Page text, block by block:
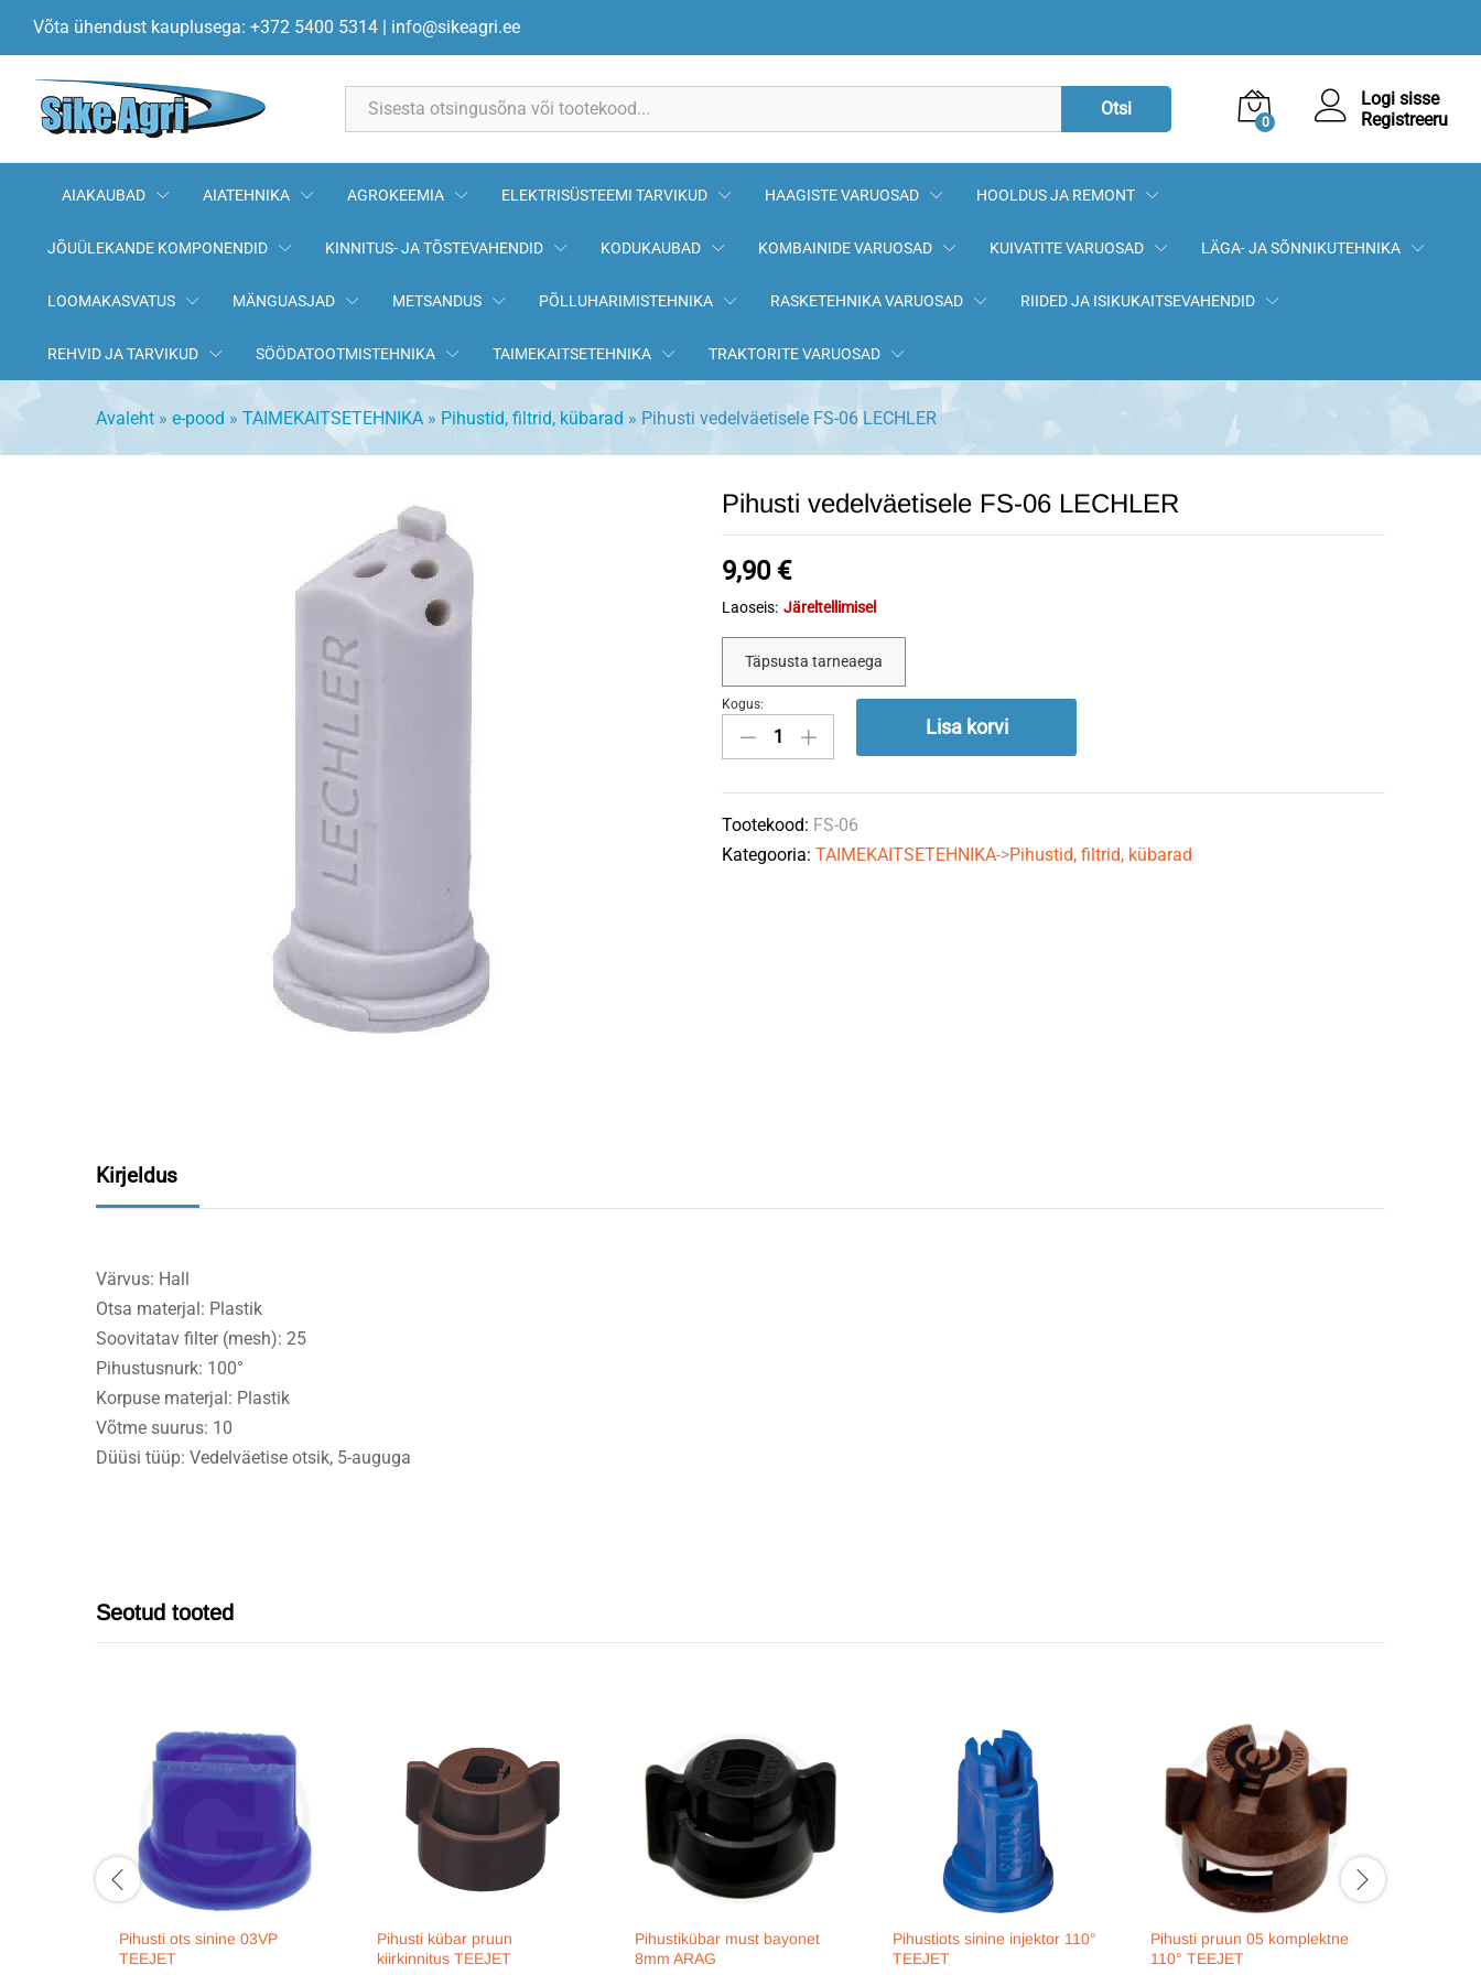
Võta ühendust kauplusega: +372 5400 5314 | info@sikeagri.ee
Otsi
0
Logi sisse
Registreeru
AIAKAUBAD AIATEHNIKA AGROKEEMIA ELEKTRISÜSTEEMI TARVIKUD HAAGISTE VARUOSAD HOOLDUS JA REMONT
JÕUÜLEKANDE KOMPONENDID KINNITUS- JA TÕSTEVAHENDID KODUKAUBAD KOMBAINIDE VARUOSAD KUIVATITE VARUOSAD LÄGA- JA SÕNNIKUTEHNIKA
LOOMAKASVATUS MÄNGUASJAD METSANDUS PÕLLUHARIMISTEHNIKA RASKETEHNIKA VARUOSAD RIIDED JA ISIKUKAITSEVAHENDID
REHVID JA TARVIKUD SÖÖDATOOTMISTEHNIKA TAIMEKAITSETEHNIKA TRAKTORITE VARUOSAD
Avaleht » e-pood » TAIMEKAITSETEHNIKA » Pihustid, filtrid, kübarad » Pihusti vedelväetisele FS-06 LECHLER
Pihusti vedelväetisele FS-06 LECHLER
9,90 €
Laoseis: Järeltellimisel
Täpsusta tarneaega
Pihusti
vedelväetisele
06
LECHLER
quantity
Kogus:
Lisa korvi
Tootekood: FS-06
Kategooria:TAIMEKAITSETEHNIKA->Pihustid, filtrid, kübarad
Kirjeldus
Värvus: Hall
Otsa materjal: Plastik
Soovitatav filter (mesh): 25
Pihustusnurk: 100°
Korpuse materjal: Plastik
Võtme suurus: 10
Düüsi tüüp: Vedelväetise otsik, 5-auguga
Seotud tooted
Pihusti ots sinine 03VP
TEEJET
Pihusti kübar pruun
kiirkinnitus TEEJET
Pihustikübar must bayonet
8mm ARAG
Pihustiots sinine injektor 110°
TEEJET
Pihusti pruun 05 komplektne
110° TEEJET
Kirjeldus